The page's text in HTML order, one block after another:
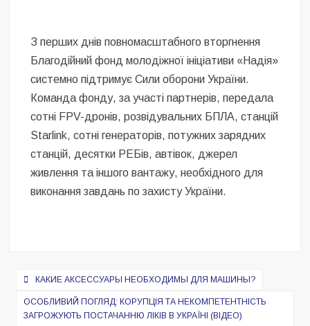
З перших днів повномасштабного вторгнення
Благодійний фонд молодіжної ініціативи «Надія»
системно підтримує Сили оборони України.
Команда фонду, за участі партнерів, передала
сотні FPV-дронів, розвідувальних БПЛА, станцій
Starlink, сотні генераторів, потужних зарядних
станцій, десятки РЕБів, автівок, джерел
живлення та іншого вантажу, необхідного для
виконання завдань по захисту України.
Навигация
по
КАКИЕ АКСЕССУАРЫ НЕОБХОДИМЫ ДЛЯ МАШИНЫ?
ОСОБЛИВИЙ ПОГЛЯД: КОРУПЦІЯ ТА НЕКОМПЕТЕНТНІСТЬ
ЗАГРОЖУЮТЬ ПОСТАЧАННЮ ЛІКІВ В УКРАЇНІ (ВІДЕО)